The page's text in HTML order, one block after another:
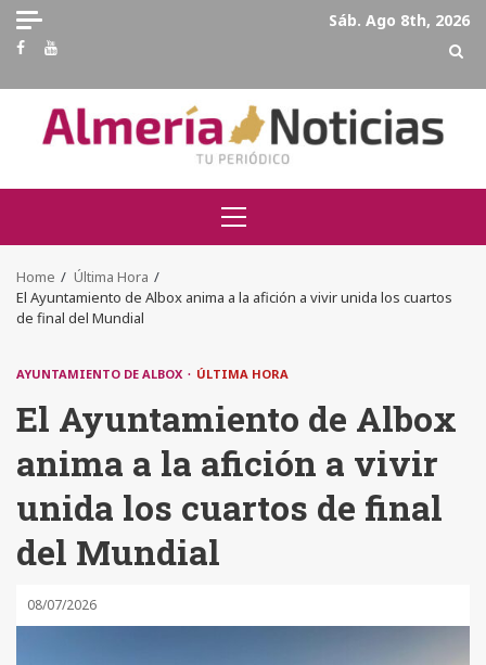
Skip
content
Sáb. Ago 8th, 2026
Facebook
Youtube
Primary
Menu
Home
Última Hora
El Ayuntamiento de Albox anima a la afición a vivir unida los cuartos
de final del Mundial
AYUNTAMIENTO DE ALBOX ÚLTIMA HORA
El Ayuntamiento de Albox
anima a la afición a vivir
unida los cuartos de final
del Mundial
08/07/2026